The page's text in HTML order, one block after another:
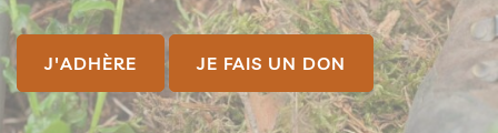
J'ADHÈRE JE FAIS UN DON